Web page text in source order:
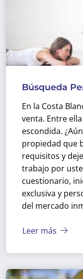
Búsqueda
En la Costa
venta. Entre
escondida.
propiedad que
requisitos y
trabajo por
cuestionario,
exclusiva y
del mercado
Leer más